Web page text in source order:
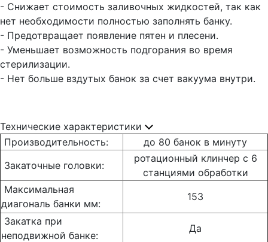
- Снижает стоимость заливочных жидкостей, так как
нет необходимости полностью заполнять банку.
- Предотвращает появление пятен и плесени.
- Уменьшает возможность подгорания во время
стерилизации.
- Нет больше вздутых банок за счет вакуума внутри.
Технические характеристики
Производительность:
до 80 банок в минуту
Закаточные головки:
ротационный клинчер с 6
станциями обработки
Максимальная
диагональ банки мм:
153
Закатка при
неподвижной банке:
Да